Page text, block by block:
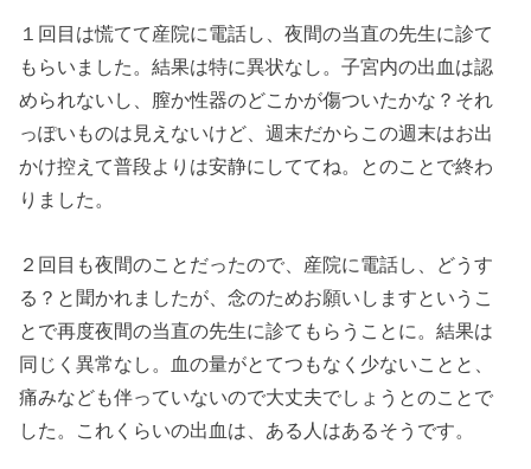
１回目は慌てて産院に電話し、夜間の当直の先生に診て
もらいました。結果は特に異状なし。子宮内の出血は認
められないし、膣か性器のどこかが傷ついたかな？それ
っぽいものは見えないけど、週末だからこの週末はお出
かけ控えて普段よりは安静にしててね。とのことで終わ
りました。
２回目も夜間のことだったので、産院に電話し、どうす
る？と聞かれましたが、念のためお願いしますというこ
とで再度夜間の当直の先生に診てもらうことに。結果は
同じく異常なし。血の量がとてつもなく少ないことと、
痛みなども伴っていないので大丈夫でしょうとのことで
した。これくらいの出血は、ある人はあるそうです。